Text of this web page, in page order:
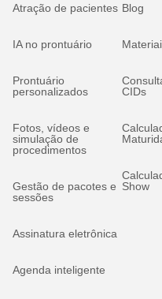
Atração de pacientes
IA no prontuário
Prontuário
personalizados
Fotos, vídeos e
simulação de
procedimentos
Gestão de pacotes e
sessões
Assinatura eletrônica
Agenda inteligente
Blog
CIDs
Show